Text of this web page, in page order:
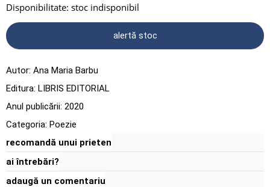
Disponibilitate: stoc indisponibil
alertă stoc
Autor: Ana Maria Barbu
Editura: LIBRIS EDITORIAL
Anul publicării: 2020
Categoria: Poezie
recomandă unui prieten
ai întrebări?
adaugă un comentariu